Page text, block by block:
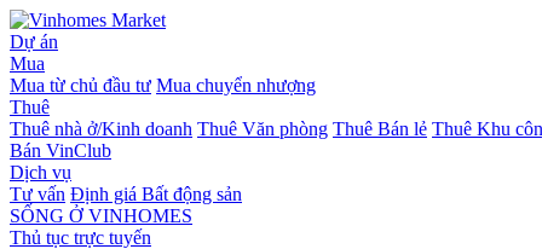
Dự án
Mua
Mua từ chủ đầu tư Mua chuyển nhượng
Thuê
Thuê nhà ở/Kinh doanh Thuê Văn phòng Thuê Bán lẻ Thuê Khu
Bán VinClub
Dịch vụ
Tư vấn Định giá Bất động sản
SỐNG Ở VINHOMES
Thủ tục trực tuyến